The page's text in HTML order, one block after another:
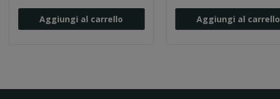
Aggiungi al carrello Aggiungi al carrello